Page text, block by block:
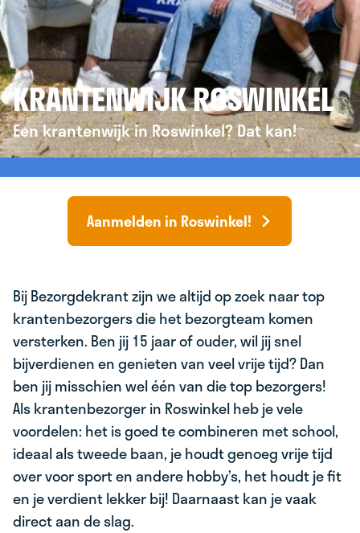
KRANTENWIJK ROSWINKEL
Een krantenwijk in Roswinkel? Dat kan!
Aanmelden in Roswinkel!
Bij Bezorgdekrant zijn we altijd op zoek naar top
krantenbezorgers die het bezorgteam komen
versterken. Ben jij 15 jaar of ouder, wil jij snel
bijverdienen en genieten van veel vrije tijd? Dan
ben jij misschien wel één van die top bezorgers!
Als krantenbezorger in Roswinkel heb je vele
voordelen: het is goed te combineren met school,
ideaal als tweede baan, je houdt genoeg vrije tijd
over voor sport en andere hobby’s, het houdt je fit
en je verdient lekker bij! Daarnaast kan je vaak
direct aan de slag.